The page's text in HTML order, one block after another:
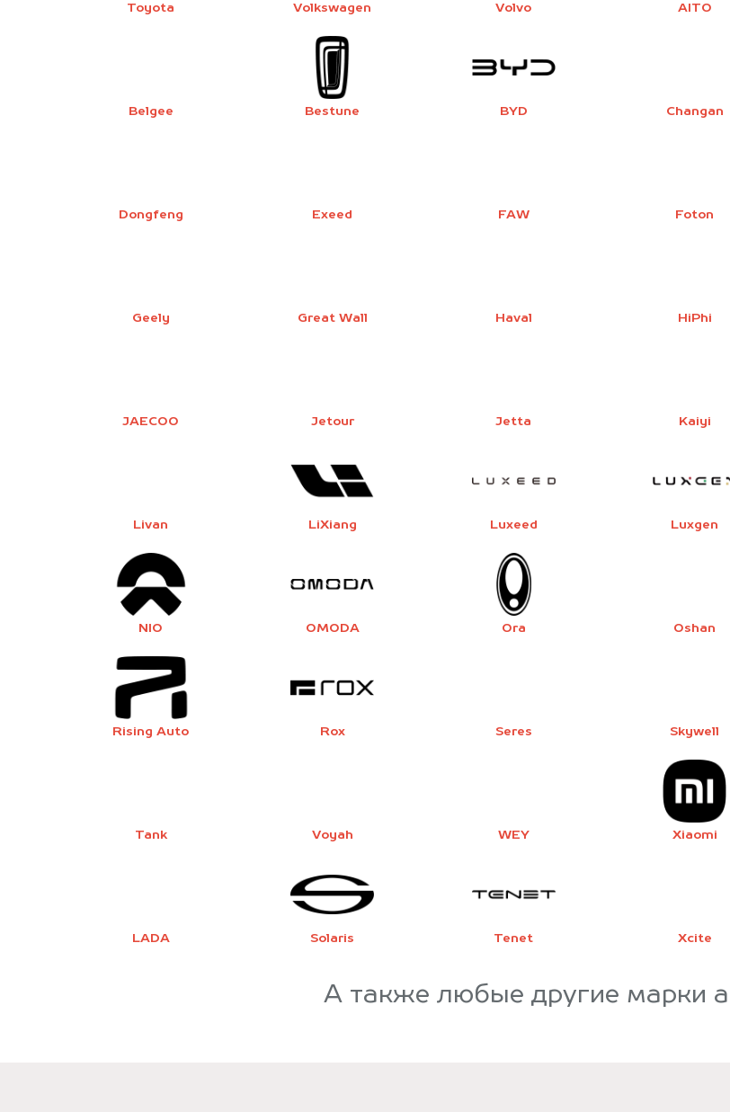
Toyota Volkswagen Volvo AITO
Belgee Bestune BYD Changan
Dongfeng Exeed FAW Foton
Geely Great Wall Haval HiPhi
JAECOO Jetour Jetta Kaiyi
Livan LiXiang Luxeed Luxgen
NIO OMODA Ora Oshan
Rising Auto Rox Seres Skywell
Tank Voyah WEY Xiaomi
LADA Solaris Tenet Xcite
А также любые другие марки